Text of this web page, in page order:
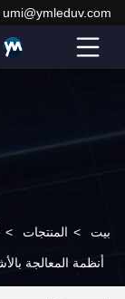
umi@ymleduv.com
بيت > المنتجات >